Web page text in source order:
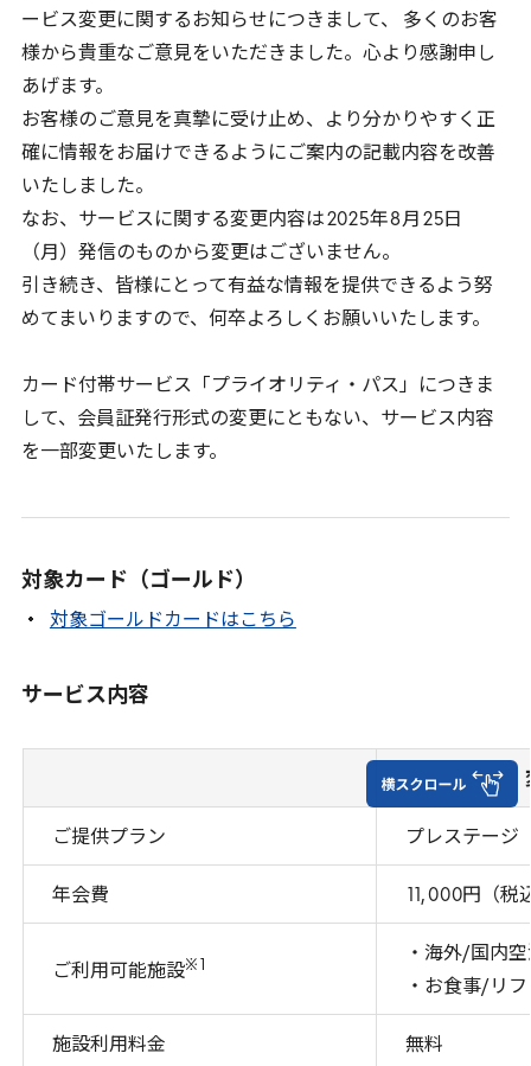
ービス変更に関するお知らせにつきまして、 多くのお客
様から貴重なご意見をいただきました。心より感謝申し
あげます。
お客様のご意見を真摯に受け止め、より分かりやすく正
確に情報をお届けできるようにご案内の記載内容を改善
いたしました。
なお、サービスに関する変更内容は2025年8月 25 日
（月）発信のものから変更はございません。
引き続き、皆様にとって有益な情報を提供できるよう努
めてまいりますので、何卒よろしくお願いいたします。
カード付帯サービス「プライオリティ・パス」につきま
して、会員証発行形式の変更にともない、サービス内容
を一部変更いたします。
対象カード（ゴールド）
対象ゴールドカードはこちら
サービス内容
ご提供プラン プレステージ
年会費 ,000円（税
ご利用可能施設※
・海外/国内
・お食事/リ
施設利用料金 無料